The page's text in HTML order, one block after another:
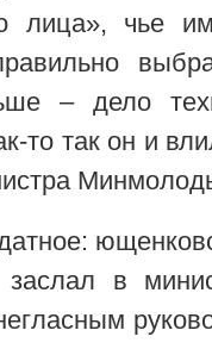
лица», чье
– дело
то так он и
в